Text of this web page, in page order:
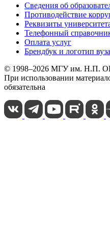
Сведения об
Противодействие
Реквизиты
Телефонный
Оплата услуг
Брендбук и логотип вуза
© 1998–2026 МГУ им. Н.П.
При использовании
обязательна